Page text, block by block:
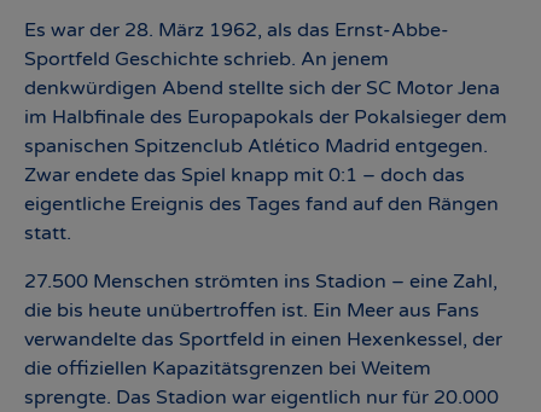
Es war der 28. März 1962, als das Ernst-Abbe-
Sportfeld Geschichte schrieb. An jenem
denkwürdigen Abend stellte sich der SC Motor Jena
im Halbfinale des Europapokals der Pokalsieger dem
spanischen Spitzenclub Atlético Madrid entgegen.
Zwar endete das Spiel knapp mit 0:1 – doch das
eigentliche Ereignis des Tages fand auf den Rängen
statt.
27.500 Menschen strömten ins Stadion – eine Zahl,
die bis heute unübertroffen ist. Ein Meer aus Fans
verwandelte das Sportfeld in einen Hexenkessel, der
die offiziellen Kapazitätsgrenzen bei Weitem
sprengte. Das Stadion war eigentlich nur für 20.000